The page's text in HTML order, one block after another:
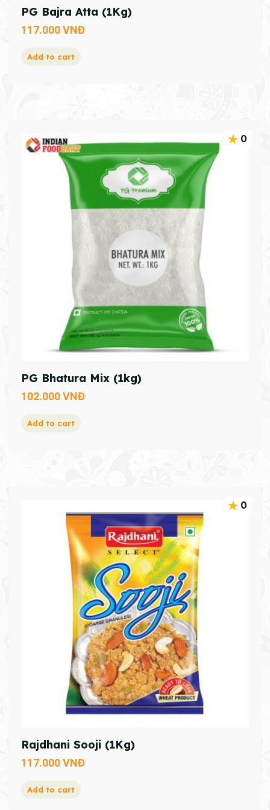
PG Bajra Atta (1Kg)
117.000VNĐ
Add to cart
0
PG Bhatura Mix (1kg)
102.000VNĐ
Add to cart
0
Rajdhani Sooji (1Kg)
117.000VNĐ
Add to cart